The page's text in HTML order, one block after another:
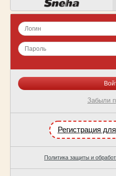
Забыли
Регистрация
Политика защиты и